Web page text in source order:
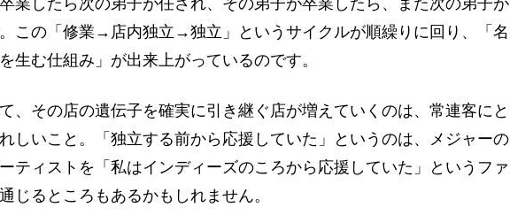
この「修業→店内独立→独立」というサイクルが順繰りに回り、「名
生む仕組み」が出来上がっているのです。
、その店の遺伝子を確実に引き継ぐ店が増えていくのは、常連客にと
しいこと。「独立する前から応援していた」というのは、メジャーの
ティストを「私はインディーズのころから応援していた」というファ
じるところもあるかもしれません。